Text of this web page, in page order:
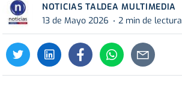
NOTICIAS TALDEA MULTIMEDIA
13 de Mayo 2026
2 min de lectura